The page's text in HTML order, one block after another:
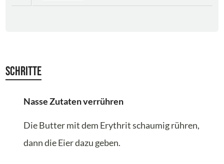
Schritte
Nasse Zutaten verrühren
Die Butter mit dem Erythrit schaumig rühren,
dann die Eier dazu geben.